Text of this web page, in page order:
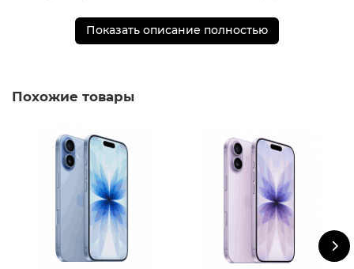
менеджеров магазина.
** - На момент покупки не предустановлены
Показать описание полностью
Похожие товары